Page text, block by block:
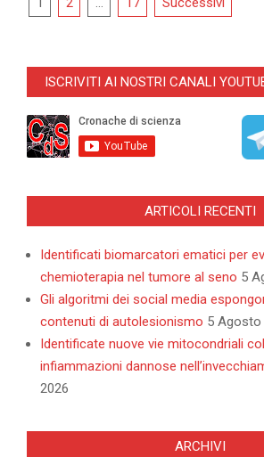
ISCRIVITI AI NOSTRI CANALI
ARTICOLI RECENTI
Identificati biomarcatori ematici per
chemioterapia nel tumore al seno 5
Gli algoritmi dei social media
contenuti di autolesionismo 5 Agosto
Identificate nuove vie mitocondriali
infiammazioni dannose
2026
ARCHIVI